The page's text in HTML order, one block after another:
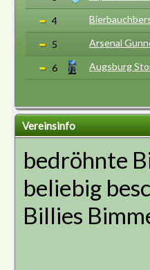
4
5
Arsenal
6
Augsburg
Vereinsinfo
bedröhnte
beliebig
Billies